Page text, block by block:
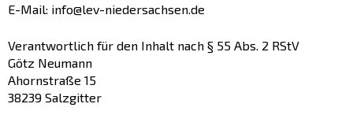
E-Mail: info@lev-niedersachsen.de
Verantwortlich für den Inhalt nach § 55 Abs. 2 RStV
Götz Neumann
Ahornstraße 15
38239 Salzgitter